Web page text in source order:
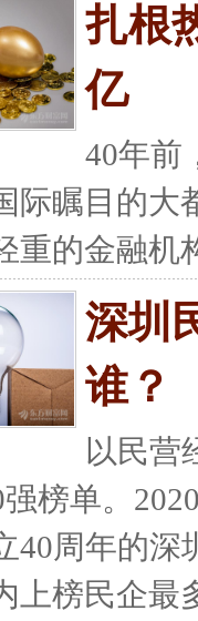
扎根
亿
40年前
际瞩目的大
重的金融机
深圳
谁？
以民营
榜单。
40周年的深
上榜民企最